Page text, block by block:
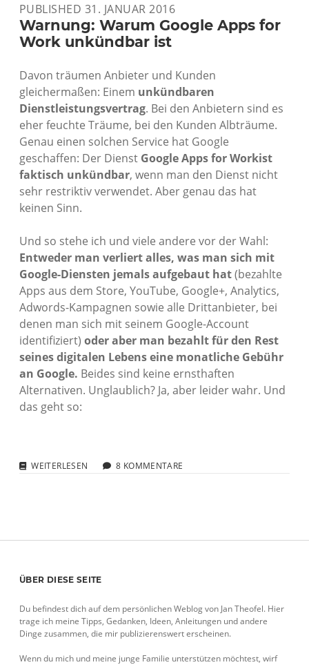
WINDOWS
PUBLISHED 31. JANUAR 2016
Warnung: Warum Google Apps for
Work unkündbar ist
Davon träumen Anbieter und Kunden
gleichermaßen: Einem unkündbaren
Dienstleistungsvertrag. Bei den Anbietern sind es
eher feuchte Träume, bei den Kunden Albträume.
Genau einen solchen Service hat Google
geschaffen: Der Dienst Google Apps for Workist
faktisch unkündbar, wenn man den Dienst nicht
sehr restriktiv verwendet. Aber genau das hat
keinen Sinn.
Und so stehe ich und viele andere vor der Wahl:
Entweder man verliert alles, was man sich mit
Google-Diensten jemals aufgebaut hat(bezahlte
Apps aus dem Store, YouTube, Google+, Analytics,
Adwords-Kampagnen sowie alle Drittanbieter, bei
denen man sich mit seinem Google-Account
identifiziert) oder aber man bezahlt für den Rest
seines digitalen Lebens eine monatliche Gebühr
an Google. Beides sind keine ernsthaften
Alternativen. Unglaublich? Ja, aber leider wahr. Und
das geht so:
WEITERLESEN WARNUNG:
UNKÜNDBAR
8 KOMMENTARE
Sidebar
ÜBER DIESE SEITE
Du befindest dich auf dem persönlichen Weblog von Jan Theofel. Hier
trage ich meine Tipps, Gedanken, Ideen, Anleitungen und andere
Dinge zusammen, die mir publizierenswert erscheinen.
Wenn du mich und meine junge Familie unterstützen möchtest, wirf